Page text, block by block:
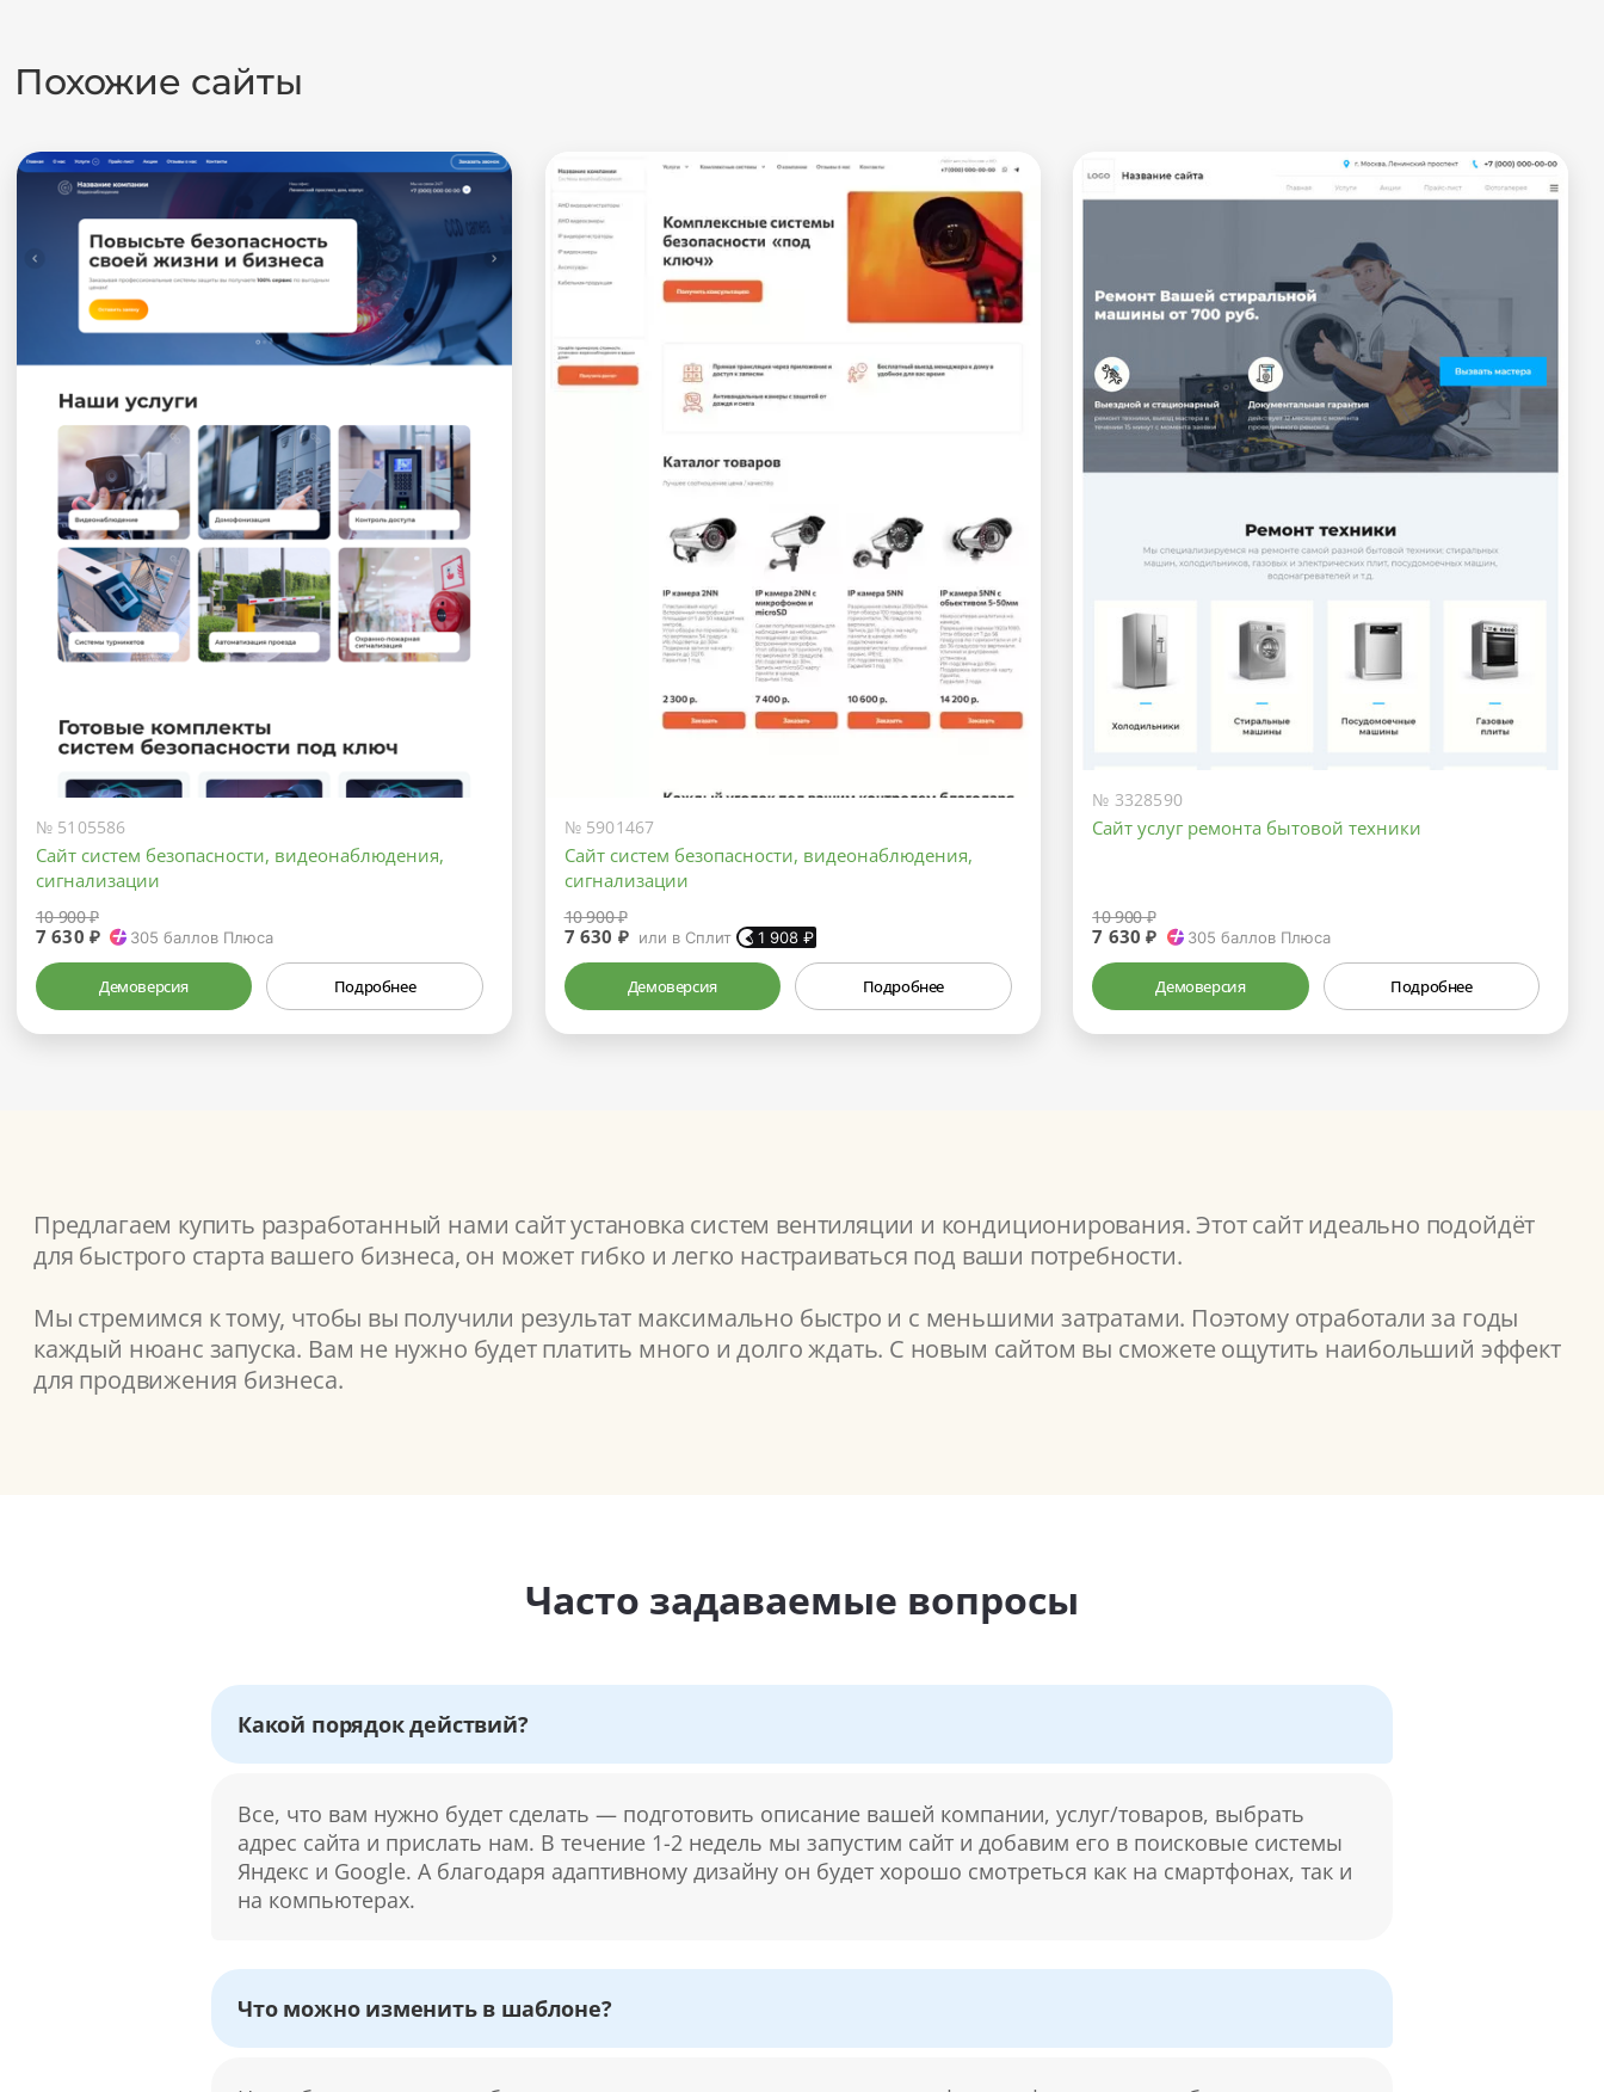
Похожие сайты
№ 5105586
Сайт систем безопасности, видеонаблюдения,
сигнализации
10 900 ₽
7 630 ₽ 305 баллов Плюса
Демоверсия Подробнее
№ 5901467
Сайт систем безопасности, видеонаблюдения,
сигнализации
10 900 ₽
7 630 ₽ или в Сплит 1 908₽
Демоверсия Подробнее
№ 3328590
Сайт услуг ремонта бытовой техники
10 900 ₽
7 630 ₽ 305 баллов Плюса
Демоверсия Подробнее
Предлагаем купить разработанный нами сайт установка систем вентиляции и кондиционирования. Этот сайт идеально подойдёт
для быстрого старта вашего бизнеса, он может гибко и легко настраиваться под ваши потребности.
Мы стремимся к тому, чтобы вы получили результат максимально быстро и с меньшими затратами. Поэтому отработали за годы
каждый нюанс запуска. Вам не нужно будет платить много и долго ждать. С новым сайтом вы сможете ощутить наибольший эффект
для продвижения бизнеса.
Часто задаваемые вопросы
Какой порядок действий?
Все, что вам нужно будет сделать — подготовить описание вашей компании, услуг/товаров, выбрать
адрес сайта и прислать нам. В течение 1-2 недель мы запустим сайт и добавим его в поисковые системы
Яндекс и Google. А благодаря адаптивному дизайну он будет хорошо смотреться как на смартфонах, так и
на компьютерах.
Что можно изменить в шаблоне?